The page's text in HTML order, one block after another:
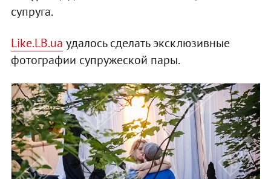
супруга.
Like.LB.ua удалось сделать эксклюзивные
фотографии супружеской пары.